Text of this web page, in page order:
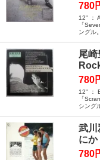
780
12" ：
「
ングル。
尾
780
12" ：
「
シング
武川
にか
780